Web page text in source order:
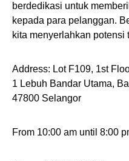
berdedikasi untuk
kepada para pelanggan.
kita menyerlahkan potensi
Address: Lot F109, 1st
1 Lebuh Bandar Utama,
47800 Selangor
From 10:00 am until 8:00